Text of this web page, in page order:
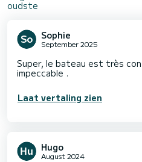
oudste
Sophie
September 2025
Super, le bateau est très
impeccable .
Laat vertaling zien
Hugo
August 2024